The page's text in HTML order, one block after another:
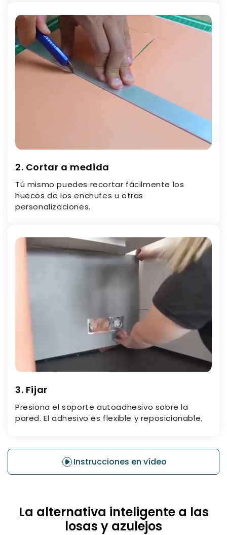
2. Cortar a medida
Tú mismo puedes recortar fácilmente los
huecos de los enchufes u otras
personalizaciones.
3. Fijar
Presiona el soporte autoadhesivo sobre la
pared. El adhesivo es flexible y reposicionable.
Instrucciones en vídeo
La alternativa inteligente a las
losas y azulejos